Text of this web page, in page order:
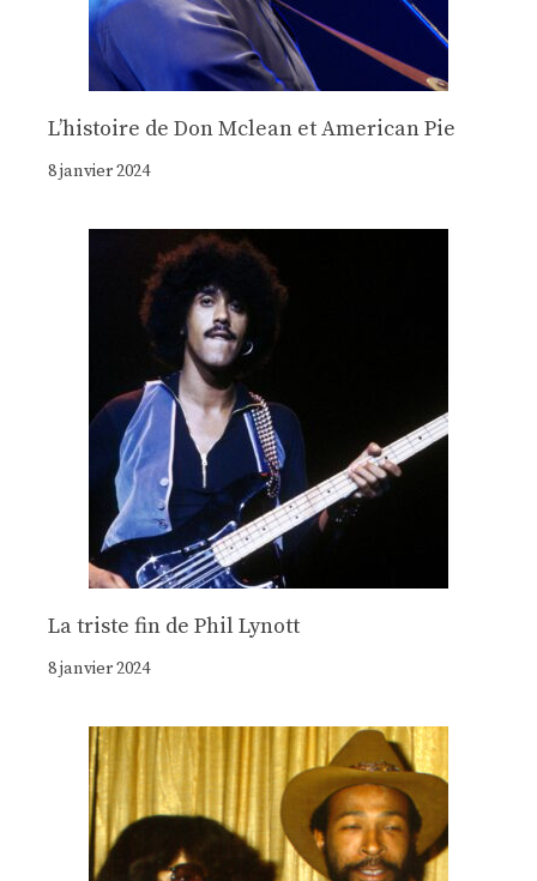
Lʼhistoire de Don Mclean et American Pie
8 janvier 2024
La triste fin de Phil Lynott
8 janvier 2024